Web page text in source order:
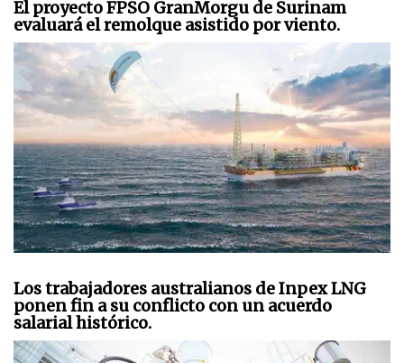
El proyecto FPSO GranMorgu de Surinam
evaluará el remolque asistido por viento.
Los trabajadores australianos de Inpex LNG
ponen fin a su conflicto con un acuerdo
salarial histórico.